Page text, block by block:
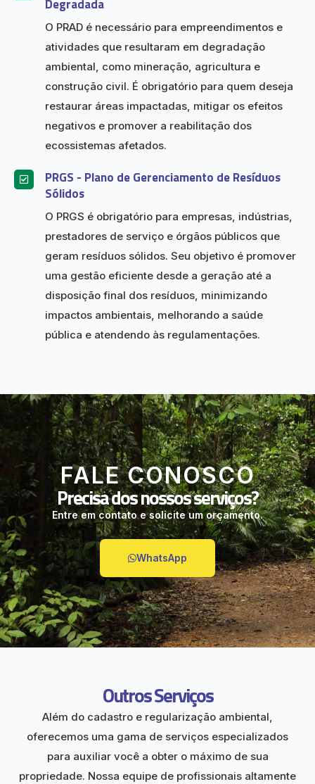
Degradada
O PRAD é necessário para empreendimentos e
atividades que resultaram em degradação
ambiental, como mineração, agricultura e
construção civil. É obrigatório para quem deseja
restaurar áreas impactadas, mitigar os efeitos
negativos e promover a reabilitação dos
ecossistemas afetados.
PRGS - Plano de Gerenciamento de Resíduos
Sólidos
O PRGS é obrigatório para empresas, indústrias,
prestadores de serviço e órgãos públicos que
geram resíduos sólidos. Seu objetivo é promover
uma gestão eficiente desde a geração até a
disposição final dos resíduos, minimizando
impactos ambientais, melhorando a saúde
pública e atendendo às regulamentações.
FALE CONOSCO
Precisa dos nossos serviços?
Entre em contato e solicite um orçamento.
WhatsApp
Outros Serviços
Além do cadastro e regularização ambiental,
oferecemos uma gama de serviços especializados
para auxiliar você a obter o máximo de sua
propriedade. Nossa equipe de profissionais altamente